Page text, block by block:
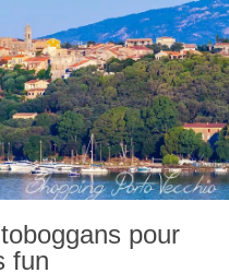
pour
fun